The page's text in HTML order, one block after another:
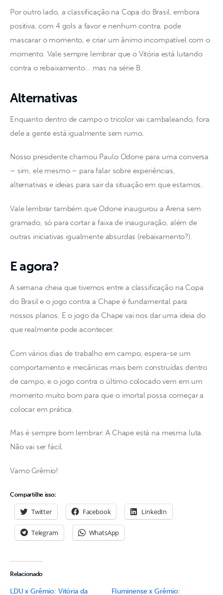
Por outro lado, a classificação na Copa do Brasil, embora
positiva, com 4 gols a favor e nenhum contra, pode
mascarar o momento, e criar um ânimo incompatível com o
momento. Vale sempre lembrar que o Vitória está lutando
contra o rebaixamento… mas na série B.
Alternativas
Enquanto dentro de campo o tricolor vai cambaleando, fora
dele a gente está igualmente sem rumo.
Nosso presidente chamou Paulo Odone para uma conversa
– sim, ele mesmo – para falar sobre experiências,
alternativas e ideias para sair da situação em que estamos.
Vale lembrar também que Odone inaugurou a Arena sem
gramado, só para cortar a faixa de inauguração, além de
outras iniciativas igualmente absurdas (rebaixamento?).
E agora?
A semana cheia que tivemos entre a classificação na Copa
do Brasil e o jogo contra a Chape é fundamental para
nossos planos. E o jogo da Chape vai nos dar uma ideia do
que realmente pode acontecer.
Com vários dias de trabalho em campo, espera-se um
comportamento e mecânicas mais bem construídas dentro
de campo, e o jogo contra o último colocado vem em um
momento muito bom para que o imortal possa começar a
colocar em prática.
Mas é sempre bom lembrar: A Chape está na mesma luta.
Não vai ser fácil.
Vamo Grêmio!
Compartilhe isso:
Twitter Facebook LinkedIn
Telegram WhatsApp
Relacionado
LDU x Grêmio: Vitória da Fluminense x Grêmio: